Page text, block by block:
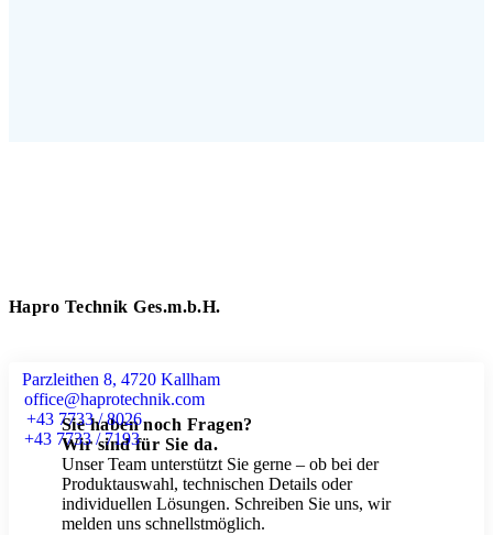
Hapro Technik Ges.m.b.H.
Parzleithen 8, 4720 Kallham
office@haprotechnik.com
+43 7733 / 8026
+43 7733 / 7193
Sie haben noch Fragen?
Wir sind für Sie da.
Unser Team unterstützt Sie gerne – ob bei der
Produktauswahl, technischen Details oder
individuellen Lösungen. Schreiben Sie uns, wir
melden uns schnellstmöglich.